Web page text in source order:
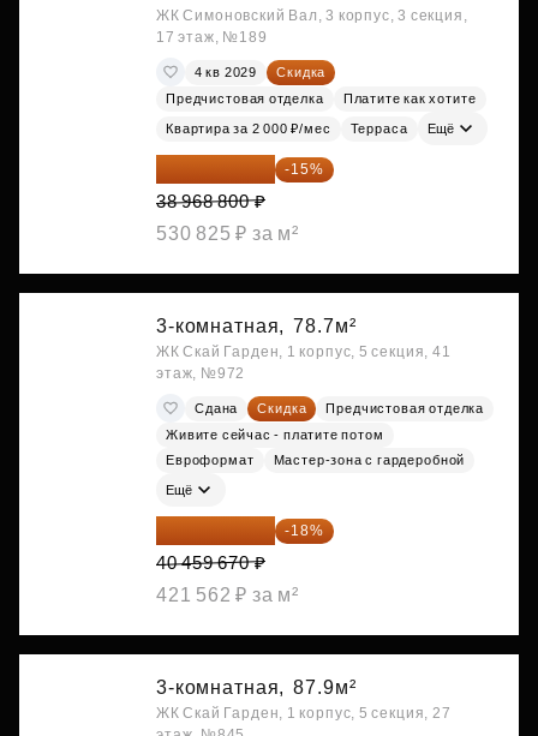
ЖК Симоновский Вал, 3 корпус, 3 секция,
17 этаж, №189
4 кв 2029
Скидка
Предчистовая отделка
Платите как хотите
Квартира за 2 000 ₽/мес Терраса Ещё
33 123 480 ₽ -15%
38 968 800 ₽
530 825 ₽ за м²
3-комнатная, 78.7м²
ЖК Скай Гарден, 1 корпус, 5 секция, 41
этаж, №972
Сдана Скидка
Предчистовая отделка
Живите сейчас - платите потом
Евроформат
Мастер-зона с гардеробной
Ещё
33 176 929 ₽ -18%
40 459 670 ₽
421 562 ₽ за м²
3-комнатная, 87.9м²
ЖК Скай Гарден, 1 корпус, 5 секция, 27